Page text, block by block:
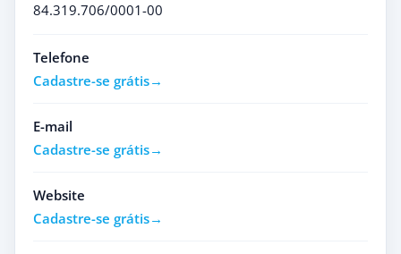
84.319.706/0001-00
Telefone
Cadastre-se grátis
E-mail
Cadastre-se grátis
Website
Cadastre-se grátis